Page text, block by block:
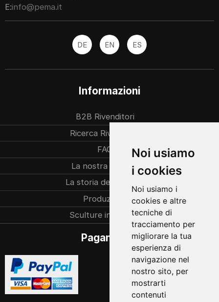
Noi usiamo
i cookies
Noi usiamo i
cookies e altre
tecniche di
tracciamento per
migliorare la tua
esperienza di
navigazione nel
nostro sito, per
mostrarti
contenuti
E:info@pema.it
DE EN ES
Informazioni
B2B Rivenditori
Ricerca Rivenditori
FAQ
La nostra azienda
La storia dell’azienda
Produzione
Sculture individuali
Pagamento